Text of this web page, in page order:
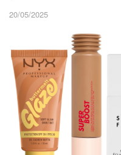
20/05/2025